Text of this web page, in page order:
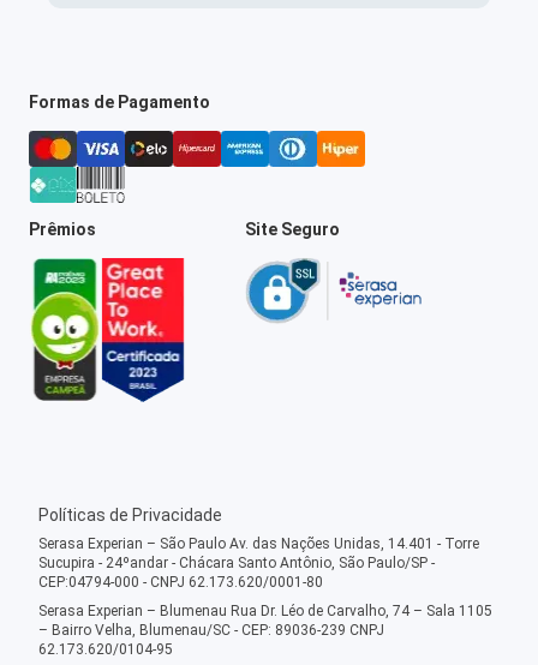
Formas de Pagamento
Prêmios Site Seguro
Políticas de Privacidade
Serasa Experian – São Paulo Av. das Nações Unidas, 14.401 - Torre
Sucupira - 24ºandar - Chácara Santo Antônio, São Paulo/SP -
CEP:04794-000 - CNPJ 62.173.620/0001-80
Serasa Experian – Blumenau Rua Dr. Léo de Carvalho, 74 – Sala 1105
– Bairro Velha, Blumenau/SC - CEP: 89036-239 CNPJ
62.173.620/0104-95